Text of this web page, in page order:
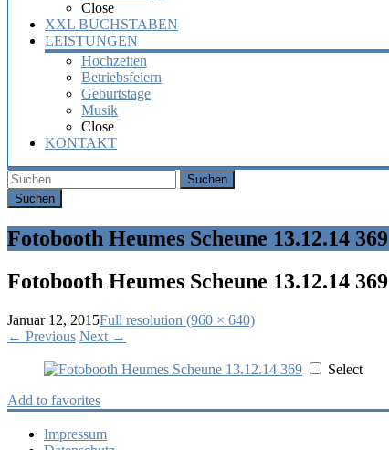
Close
XXL BUCHSTABEN
LEISTUNGEN
Hochzeiten
Betriebsfeiern
Geburtstage
Musik
Close
KONTAKT
Suchen
Fotobooth Heumes Scheune 13.12.14 369
Fotobooth Heumes Scheune 13.12.14 369
Januar 12, 2015Full resolution (960 × 640)
← Previous Next →
Select
Add to favorites
Impressum